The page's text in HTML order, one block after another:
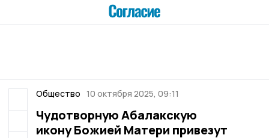
Общество 10 октября 2025, 09:11
Чудотворную Абалакскую
икону Божией Матери привезут